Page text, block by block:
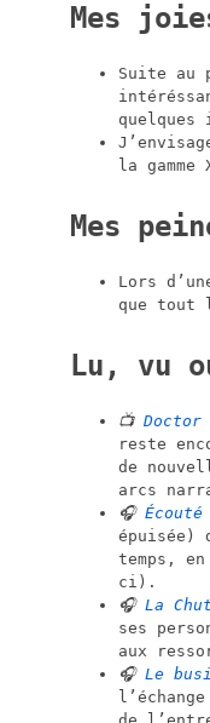
Mes
Suite au
quelques
la
Mes
Lors
que tout
Lu, vu
📺 Doctor
reste
de
arcs
🎧
épuisée)
temps,
ci).
🎧 La
ses
aux
🎧 Le